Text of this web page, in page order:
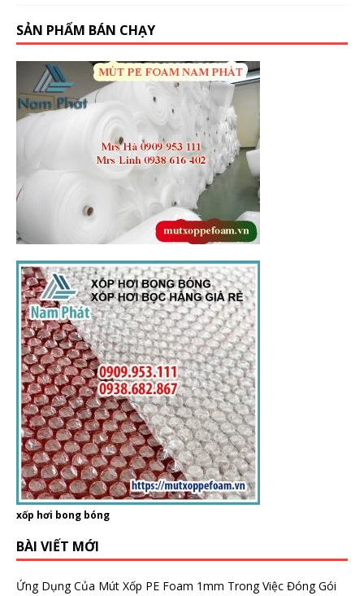
SẢN PHẨM BÁN CHẠY
xốp hơi bong bóng
BÀI VIẾT MỚI
Ứng Dụng Của Mút Xốp PE Foam 1mm Trong Việc Đóng Gói